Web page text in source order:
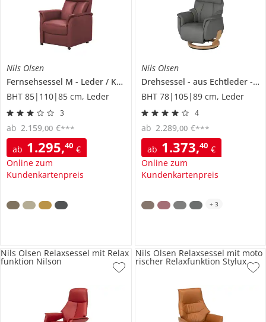
Nils Olsen
Fernsehsessel M
Leder / Kunstleder
Agda
BHT 85|110|85 cm, Leder
3
ab 1.295,40 €
Online zum
Kundenkartenpreis
ab 2.159,00 €***
Nils Olsen
Drehsessel
aus Echtleder
BHT 78|105|89 cm, Leder
4
ab 1.373,40 €
Online zum
Kundenkartenpreis
ab 2.289,00 €***
+ 3
Nils Olsen Relaxsessel mit Relax
funktion Nilson
Nils Olsen Relaxsessel mit moto
rischer Relaxfunktion Stylux